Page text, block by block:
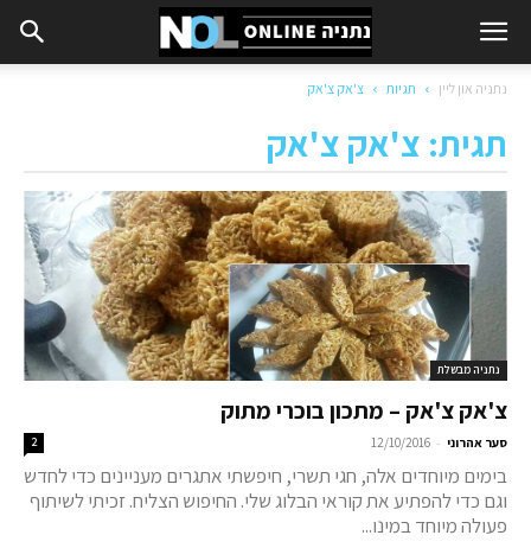
נתניה און ליין תגיות צ'אק צ'אק
תגית: צ'אק צ'אק
נתניה מבשלת
צ'אק צ'אק – מתכון בוכרי מתוק
סער אהרוני -
12/10/2016
2
בימים מיוחדים אלה, חגי תשרי, חיפשתי אתגרים מעניינים כדי לחדש
וגם כדי להפתיע את קוראי הבלוג שלי. החיפוש הצליח. זכיתי לשיתוף
פעולה מיוחד במינו...